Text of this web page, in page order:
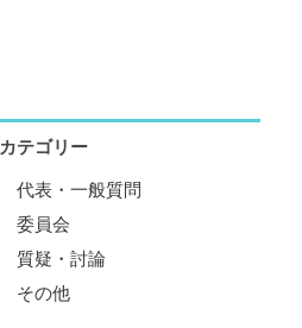
カテゴリー
代表・一般質問
委員会
質疑・討論
その他